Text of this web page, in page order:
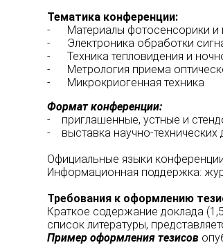
Тематика конференции:
- Материалы фотосенсорики и
- Электроника обработки
- Техника тепловидения и
- Метрология приема
- Микрокриогенная техника
Формат конференции:
- приглашенные, устные и
- выставка научно-технических
Официальные языки
Информационная поддержка:
Требования к оформлению
Краткое содержание доклада
список литературы,
Пример оформления тезисов